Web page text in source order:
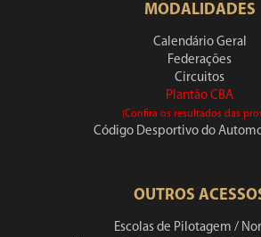
MODALIDADES
Calendário Geral
Federações
Circuitos
Plantão CBA
(Confira os resultados das
Código Desportivo do
OUTROS
Escolas de Pilotagem /